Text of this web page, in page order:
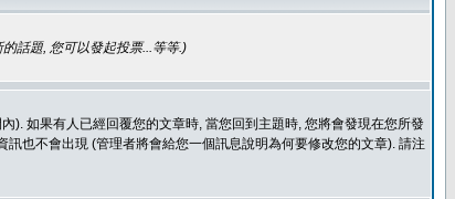
話題, 您可以發起投票...等等.)
). 如果有人已經回覆您的文章時, 當您回到主題時, 您將會發現在您所發
也不會出現 (管理者將會給您一個訊息說明為何要修改您的文章). 請注